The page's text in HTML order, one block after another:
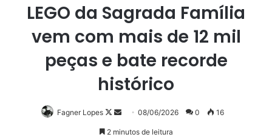
LEGO da Sagrada Família
vem com mais de 12 mil
peças e bate recorde
histórico
Fagner Lopes
Follow
Mande08/06/2026 0 16
2 minutos de leitura